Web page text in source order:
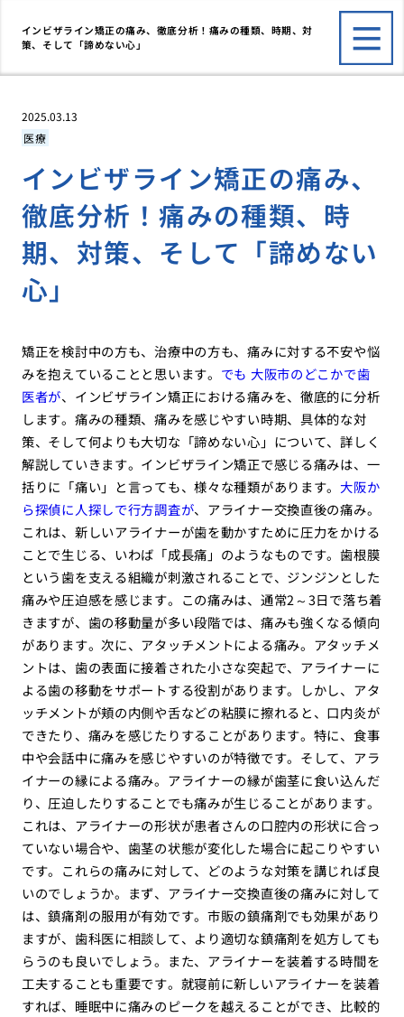
インビザライン矯正の痛み、徹底分析！痛みの種類、時期、対
策、そして「諦めない心」
2025.03.13
医療
インビザライン矯正の痛み、
徹底分析！痛みの種類、時
期、対策、そして「諦めない
心」
矯正を検討中の方も、治療中の方も、痛みに対する不安や悩
みを抱えていることと思います。 でも 大阪市のどこかで歯
医者が、インビザライン矯正における痛みを、徹底的に分析
します。痛みの種類、痛みを感じやすい時期、具体的な対
策、そして何よりも大切な「諦めない心」について、詳しく
解説していきます。インビザライン矯正で感じる痛みは、一
括りに「痛い」と言っても、様々な種類があります。大阪か
ら探偵に人探しで行方調査が、アライナー交換直後の痛み。
これは、新しいアライナーが歯を動かすために圧力をかける
ことで生じる、いわば「成長痛」のようなものです。歯根膜
という歯を支える組織が刺激されることで、ジンジンとした
痛みや圧迫感を感じます。この痛みは、通常2～3日で落ち着
きますが、歯の移動量が多い段階では、痛みも強くなる傾向
があります。次に、アタッチメントによる痛み。アタッチメ
ントは、歯の表面に接着された小さな突起で、アライナーに
よる歯の移動をサポートする役割があります。しかし、アタ
ッチメントが頬の内側や舌などの粘膜に擦れると、口内炎が
できたり、痛みを感じたりすることがあります。特に、食事
中や会話中に痛みを感じやすいのが特徴です。そして、アラ
イナーの縁による痛み。アライナーの縁が歯茎に食い込んだ
り、圧迫したりすることでも痛みが生じることがあります。
これは、アライナーの形状が患者さんの口腔内の形状に合っ
ていない場合や、歯茎の状態が変化した場合に起こりやすい
です。これらの痛みに対して、どのような対策を講じれば良
いのでしょうか。まず、アライナー交換直後の痛みに対して
は、鎮痛剤の服用が有効です。市販の鎮痛剤でも効果があり
ますが、歯科医に相談して、より適切な鎮痛剤を処方しても
らうのも良いでしょう。また、アライナーを装着する時間を
工夫することも重要です。就寝前に新しいアライナーを装着
すれば、睡眠中に痛みのピークを越えることができ、比較的